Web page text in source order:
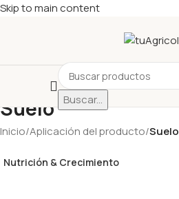
Skip to main content
Buscar...
Suelo
Inicio/Aplicación del producto/Suelo
Nutrición & Crecimiento